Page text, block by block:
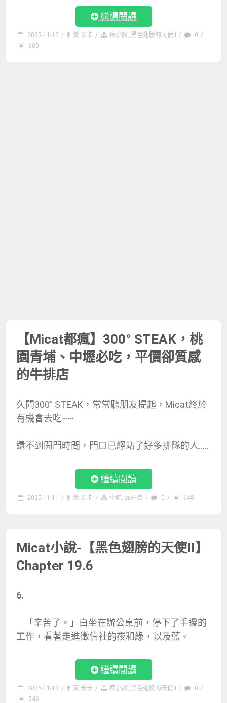
繼續閱讀
2025-11-15 / 黃 米卡 / 瘋小說, 黑色翅膀的天使II / 0 /
600
【Micat都瘋】300° STEAK，桃
園青埔、中壢必吃，平價卻質感
的牛排店
久聞300° STEAK，常常聽朋友提起，Micat終於
有機會去吃~~
還不到開門時間，門口已經站了好多排隊的人…..
繼續閱讀
2025-11-11 / 黃 米卡 / 小吃,瘋好食 / 0 / 648
Micat小說-【黑色翅膀的天使II】
Chapter 19.6
6.
「辛苦了。」白坐在辦公桌前，停下了手邊的
工作，看著走進徵信社的夜和綠，以及藍。
繼續閱讀
2025-11-10 / 黃 米卡 / 瘋小說, 黑色翅膀的天使II / 0 /
546